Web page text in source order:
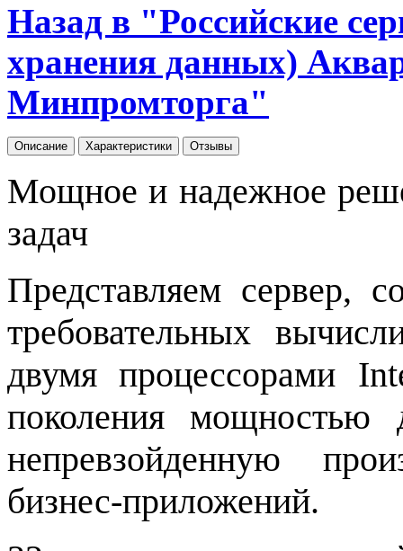
Назад в "Российские
хранения данных)
Минпромторга"
Описание Характеристики Отзывы
Мощное и надежное
задач
Представляем сервер,
требовательных
двумя процессорами
поколения мощностью
непревзойденную
бизнес-приложений.